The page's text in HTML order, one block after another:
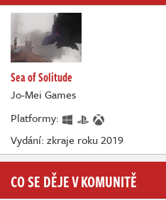
Sea of Solitude
Jo-Mei Games
Platformy:
Vydání: zkraje roku 2019
CO SE DĚJE V KOMUNITĚ